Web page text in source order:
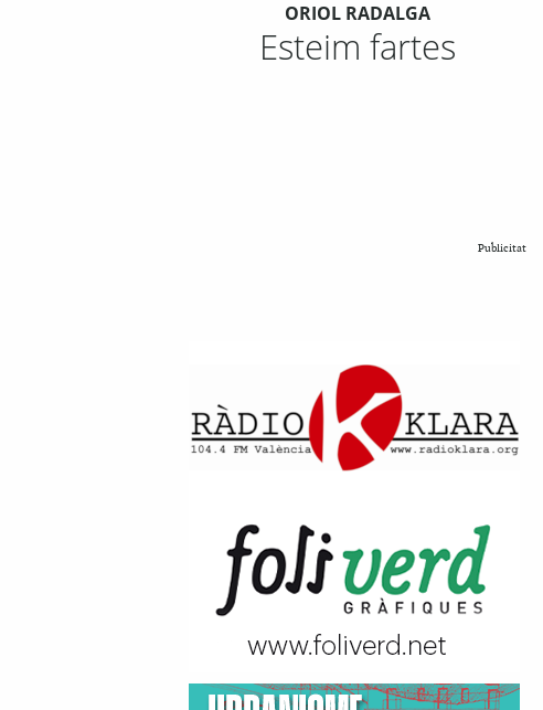
ORIOL RADALGA
Esteim fartes
Publicitat